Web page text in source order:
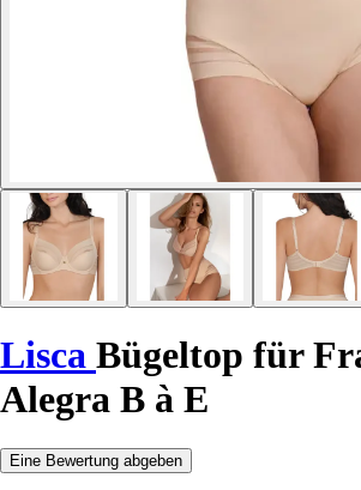
Lisca Bügeltop für
Alegra B à E
Eine Bewertung abgeben